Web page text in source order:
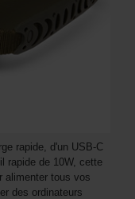
rapide, d'un USB-C
rapide de 10W, cette
alimenter tous vos
des ordinateurs